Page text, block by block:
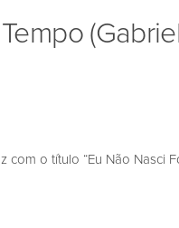
o título “Eu Não Nasci